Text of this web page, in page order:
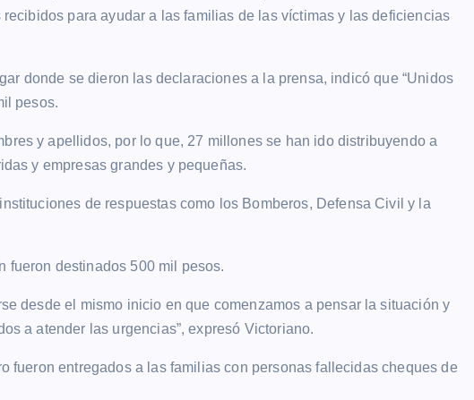
para ayudar a las familias de las víctimas y las deficiencias
donde se dieron las declaraciones a la prensa, indicó que “Unidos
pesos.
y apellidos, por lo que, 27 millones se han ido distribuyendo a
y empresas grandes y pequeñas.
de respuestas como los Bomberos, Defensa Civil y la
fueron destinados 500 mil pesos.
desde el mismo inicio en que comenzamos a pensar la situación y
a atender las urgencias”, expresó Victoriano.
fueron entregados a las familias con personas fallecidas cheques de